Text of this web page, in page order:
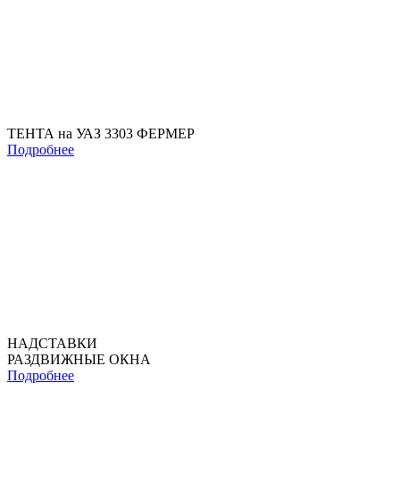
ТЕНТА на УАЗ 3303 ФЕРМЕР
Подробнее
НАДСТАВКИ
РАЗДВИЖНЫЕ ОКНА
Подробнее